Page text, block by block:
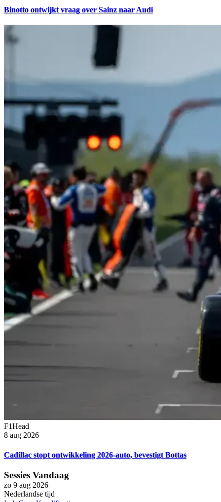
Binotto ontwijkt vraag over Sainz naar Audi
F1Head
8 aug 2026
Cadillac stopt ontwikkeling 2026-auto, bevestigt Bottas
Sessies Vandaag
zo 9 aug 2026
Nederlandse tijd